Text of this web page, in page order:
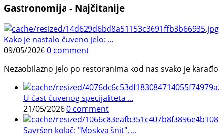
Gastronomija - Najčitanije
Kako je nastalo čuveno jelo: ...
09/05/20260 comment
Nezaobilazno jelo po restoranima kod nas svako je
U čast čuvenog specijaliteta ...
21/05/20260 comment
Savršen kolač: "Moskva šnit", ...